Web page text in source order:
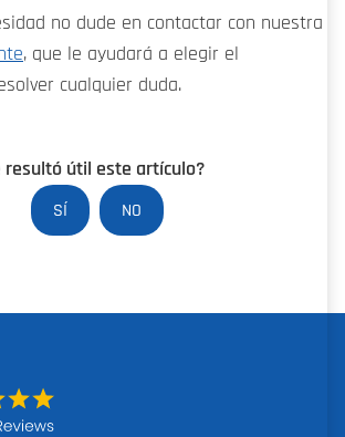
no dude en contactar con nuestra
, que le ayudará a elegir el
cualquier duda.
resultó útil este artículo?
SÍ NO